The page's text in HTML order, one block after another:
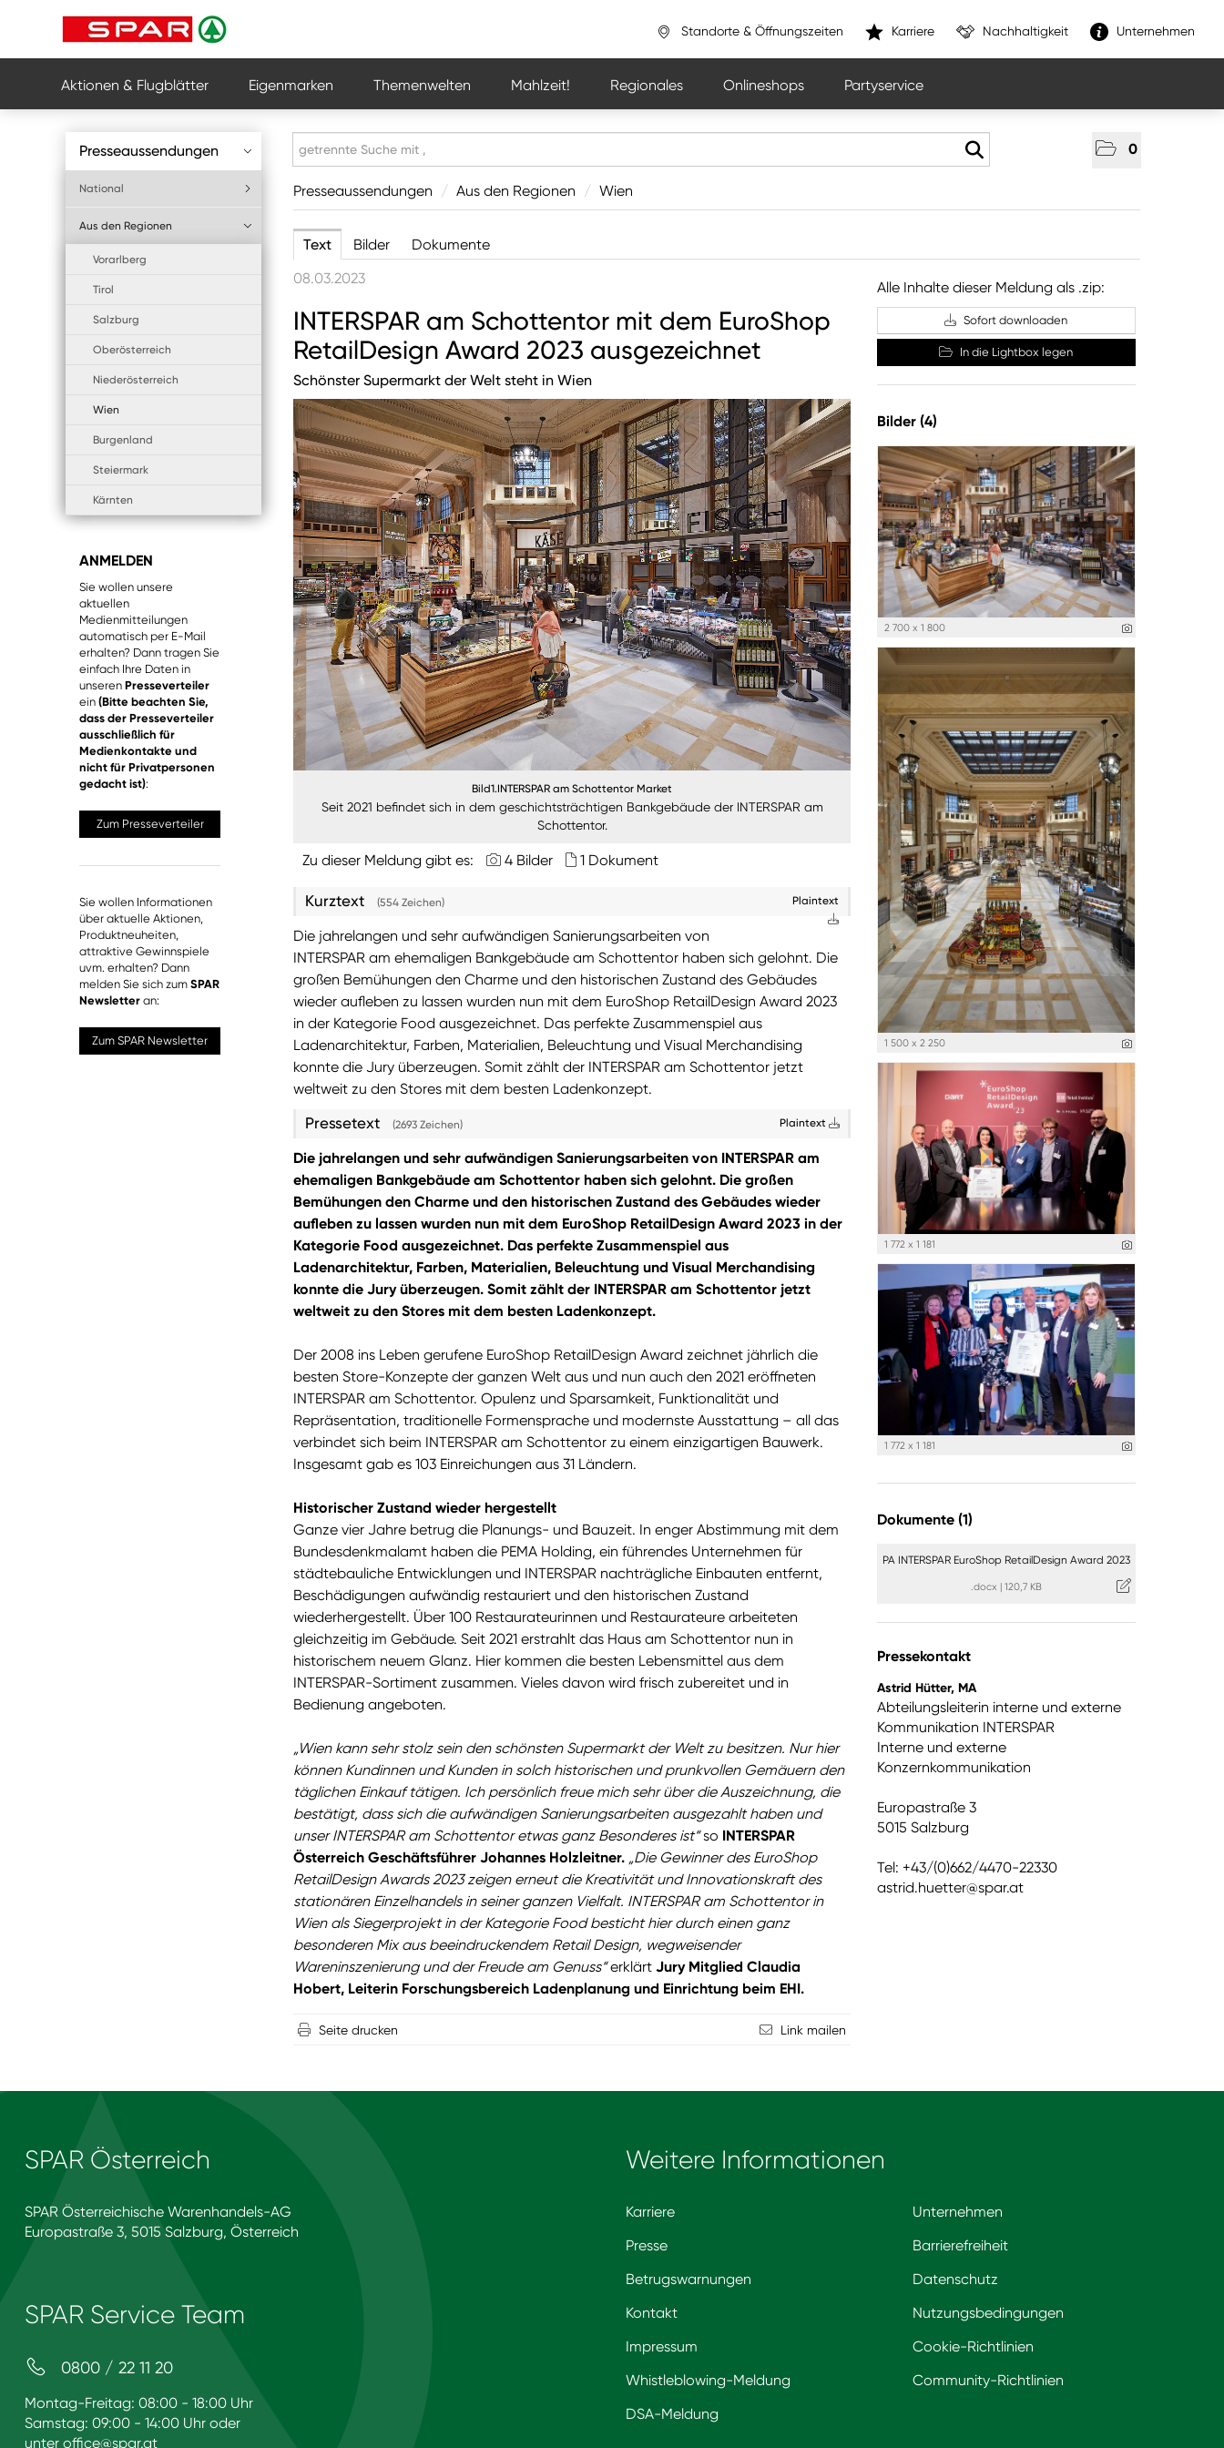
Standorte & Öffnungszeiten Karriere Nachhaltigkeit Unternehmen
Aktionen & Flugblätter Eigenmarken Themenwelten Mahlzeit! Regionales Onlineshops Partyservice
0
Presseaussendungen
National
Aus den Regionen
Vorarlberg
Tirol
Salzburg
Oberösterreich
Niederösterreich
Wien
Burgenland
Steiermark
Kärnten
ANMELDEN
Sie wollen unsere
aktuellen
Medienmitteilungen
automatisch per E-Mail
erhalten? Dann tragen Sie
einfach Ihre Daten in
unseren Presseverteiler
ein (Bitte beachten Sie,
dass der Presseverteiler
ausschließlich für
Medienkontakte und
nicht für Privatpersonen
gedacht ist):
Zum Presseverteiler
Sie wollen Informationen
über aktuelle Aktionen,
Produktneuheiten,
attraktive Gewinnspiele
uvm. erhalten? Dann
melden Sie sich zum SPAR
Newsletter an:
Zum SPAR Newsletter
Presseaussendungen / Aus den Regionen / Wien
Text Bilder
Dokumente
08.03.2023
INTERSPAR am Schottentor mit dem EuroShop
RetailDesign Award 2023 ausgezeichnet
Schönster Supermarkt der Welt steht in Wien
Bild1.INTERSPAR am Schottentor Market
Seit 2021 befindet sich in dem geschichtsträchtigen Bankgebäude der INTERSPAR am
Schottentor.
Zu dieser Meldung gibt es: 4 Bilder 1 Dokument
Kurztext (554 Zeichen) Plaintext
Die jahrelangen und sehr aufwändigen Sanierungsarbeiten von
INTERSPAR am ehemaligen Bankgebäude am Schottentor haben sich gelohnt. Die
großen Bemühungen den Charme und den historischen Zustand des Gebäudes
wieder aufleben zu lassen wurden nun mit dem EuroShop RetailDesign Award 2023
in der Kategorie Food ausgezeichnet. Das perfekte Zusammenspiel aus
Ladenarchitektur, Farben, Materialien, Beleuchtung und Visual Merchandising
konnte die Jury überzeugen. Somit zählt der INTERSPAR am Schottentor jetzt
weltweit zu den Stores mit dem besten Ladenkonzept.
Pressetext (2693 Zeichen) Plaintext
Die jahrelangen und sehr aufwändigen Sanierungsarbeiten von INTERSPAR am
ehemaligen Bankgebäude am Schottentor haben sich gelohnt. Die großen
Bemühungen den Charme und den historischen Zustand des Gebäudes wieder
aufleben zu lassen wurden nun mit dem EuroShop RetailDesign Award 2023 in der
Kategorie Food ausgezeichnet. Das perfekte Zusammenspiel aus
Ladenarchitektur, Farben, Materialien, Beleuchtung und Visual Merchandising
konnte die Jury überzeugen. Somit zählt der INTERSPAR am Schottentor jetzt
weltweit zu den Stores mit dem besten Ladenkonzept.
Der 2008 ins Leben gerufene EuroShop RetailDesign Award zeichnet jährlich die
besten Store-Konzepte der ganzen Welt aus und nun auch den 2021 eröffneten
INTERSPAR am Schottentor. Opulenz und Sparsamkeit, Funktionalität und
Repräsentation, traditionelle Formensprache und modernste Ausstattung – all das
verbindet sich beim INTERSPAR am Schottentor zu einem einzigartigen Bauwerk.
Insgesamt gab es 103 Einreichungen aus 31 Ländern.
Historischer Zustand wieder hergestellt
Ganze vier Jahre betrug die Planungs- und Bauzeit. In enger Abstimmung mit dem
Bundesdenkmalamt haben die PEMA Holding, ein führendes Unternehmen für
städtebauliche Entwicklungen und INTERSPAR nachträgliche Einbauten entfernt,
Beschädigungen aufwändig restauriert und den historischen Zustand
wiederhergestellt. Über 100 Restaurateurinnen und Restaurateure arbeiteten
gleichzeitig im Gebäude. Seit 2021 erstrahlt das Haus am Schottentor nun in
historischem neuem Glanz. Hier kommen die besten Lebensmittel aus dem
INTERSPAR-Sortiment zusammen. Vieles davon wird frisch zubereitet und in
Bedienung angeboten.
„Wien kann sehr stolz sein den schönsten Supermarkt der Welt zu besitzen. Nur hier
können Kundinnen und Kunden in solch historischen und prunkvollen Gemäuern den
täglichen Einkauf tätigen. Ich persönlich freue mich sehr über die Auszeichnung, die
bestätigt, dass sich die aufwändigen Sanierungsarbeiten ausgezahlt haben und
unser INTERSPAR am Schottentor etwas ganz Besonderes ist“so INTERSPAR
Österreich Geschäftsführer Johannes Holzleitner. „Die Gewinner des EuroShop
RetailDesign Awards 2023 zeigen erneut die Kreativität und Innovationskraft des
stationären Einzelhandels in seiner ganzen Vielfalt. INTERSPAR am Schottentor in
Wien als Siegerprojekt in der Kategorie Food besticht hier durch einen ganz
besonderen Mix aus beeindruckendem Retail Design, wegweisender
Wareninszenierung und der Freude am Genuss“erklärt Jury Mitglied Claudia
Hobert, Leiterin Forschungsbereich Ladenplanung und Einrichtung beim EHI.
Seite drucken Link mailen
Alle Inhalte dieser Meldung als .zip:
Sofort downloaden
In die Lightbox legen
Bilder (4)
2 700 x 1 800
1 500 x 2 250
1 772 x 1 181
1 772 x 1 181
Dokumente (1)
PA INTERSPAR EuroShop RetailDesign Award 2023
.docx 120,7 KB
Pressekontakt
Astrid Hütter, MA
Abteilungsleiterin interne und externe
Kommunikation INTERSPAR
Interne und externe
Konzernkommunikation
Europastraße 3
5015 Salzburg
Tel: +43/(0)662/4470-22330
astrid.huetter@spar.at
SPAR Österreich
SPAR Österreichische Warenhandels-AG
Europastraße 3, 5015 Salzburg, Österreich
SPAR Service Team
0800 / 22 11 20
Montag-Freitag: 08:00 - 18:00 Uhr
Samstag: 09:00 - 14:00 Uhr oder
unter office@spar.at
Weitere Informationen
Karriere
Unternehmen
Presse
Barrierefreiheit
Betrugswarnungen
Datenschutz
Kontakt
Nutzungsbedingungen
Impressum
Cookie-Richtlinien
Whistleblowing-Meldung
Community-Richtlinien
DSA-Meldung